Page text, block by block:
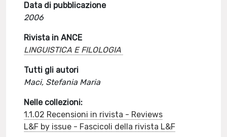
Data di pubblicazione
2006
Rivista in ANCE
LINGUISTICA E FILOLOGIA
Tutti gli autori
Maci, Stefania Maria
Nelle collezioni:
1.1.02 Recensioni in rivista - Reviews
L&F by issue - Fascicoli della rivista L&F